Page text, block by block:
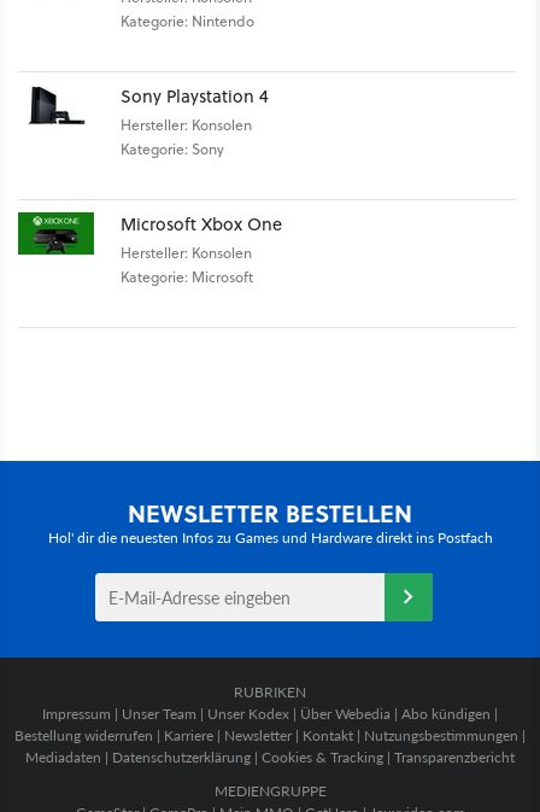
Kategorie: Nintendo
Sony Playstation 4
Hersteller: Konsolen
Kategorie: Sony
Microsoft Xbox One
Hersteller: Konsolen
Kategorie: Microsoft
NEWSLETTER BESTELLEN
Hol' dir die neuesten Infos zu Games und Hardware direkt ins Postfach
RUBRIKEN
Impressum | Unser Team | Unser Kodex | Über Webedia | Abo kündigen |
Bestellung widerrufen | Karriere | Newsletter | Kontakt | Nutzungsbestimmungen |
Mediadaten | Datenschutzerklärung | Cookies & Tracking | Transparenzbericht
MEDIENGRUPPE